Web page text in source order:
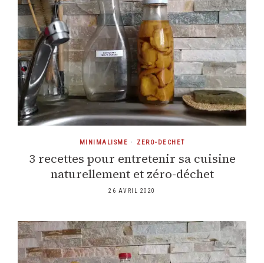
MINIMALISME • ZERO-DECHET
3 recettes pour entretenir sa cuisine
naturellement et zéro-déchet
26 AVRIL 2020